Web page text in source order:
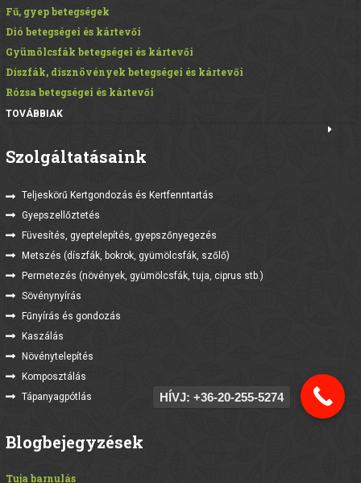
Fű, gyep betegségek
Dió betegségei és kártevői
Gyümölcsfák betegségei és kártevői
Díszfák, dísznövények betegségei és kártevői
Rózsa betegségei és kártevői
TOVÁBBIAK
Szolgáltatásaink
Teljeskörű Kertgondozás és Kertfenntartás
Gyepszellőztetés
Füvesítés, gyeptelepítés, gyepszőnyegezés
Metszés (díszfák, bokrok, gyümölcsfák, szőlő)
Permetezés (növények, gyümölcsfák, tuja, ciprus stb.)
Sövénynyírás
Fűnyírás és gondozás
Kaszálás
Növénytelepítés
Komposztálás
Tápanyagpótlás
Blogbejegyzések
Tuja barnulás
HÍVJ: +36-20-255-5274